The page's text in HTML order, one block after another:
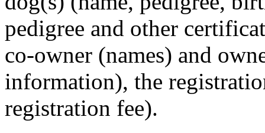
pedigree and other
co-owner (names) and
information), the
registration fee).